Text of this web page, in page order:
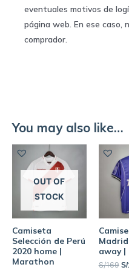
eventuales motivos de
página web. En ese caso,
comprador.
You may also like…
OUT OF
STOCK
Camiseta
Selección de Perú
2020 home |
Marathon
away |
S/169 S/